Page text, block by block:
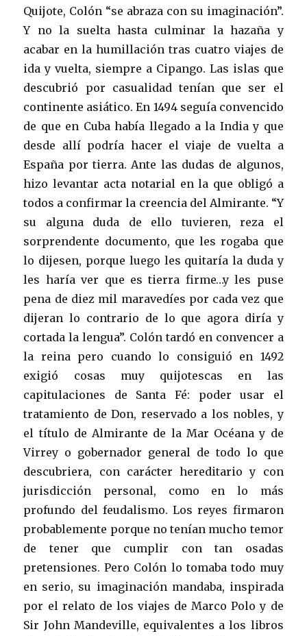
Quijote, Colón “se abraza con su imaginación”.
Y no la suelta hasta culminar la hazaña y
acabar en la humillación tras cuatro viajes de
ida y vuelta, siempre a Cipango. Las islas que
descubrió por casualidad tenían que ser el
continente asiático. En 1494 seguía convencido
de que en Cuba había llegado a la India y que
desde allí podría hacer el viaje de vuelta a
España por tierra. Ante las dudas de algunos,
hizo levantar acta notarial en la que obligó a
todos a confirmar la creencia del Almirante. “Y
su alguna duda de ello tuvieren, reza el
sorprendente documento, que les rogaba que
lo dijesen, porque luego les quitaría la duda y
les haría ver que es tierra firme…y les puse
pena de diez mil maravedíes por cada vez que
dijeran lo contrario de lo que agora diría y
cortada la lengua”. Colón tardó en convencer a
la reina pero cuando lo consiguió en 1492
exigió cosas muy quijotescas en las
capitulaciones de Santa Fé: poder usar el
tratamiento de Don, reservado a los nobles, y
el título de Almirante de la Mar Océana y de
Virrey o gobernador general de todo lo que
descubriera, con carácter hereditario y con
jurisdicción personal, como en lo más
profundo del feudalismo. Los reyes firmaron
probablemente porque no tenían mucho temor
de tener que cumplir con tan osadas
pretensiones. Pero Colón lo tomaba todo muy
en serio, su imaginación mandaba, inspirada
por el relato de los viajes de Marco Polo y de
Sir John Mandeville, equivalentes a los libros